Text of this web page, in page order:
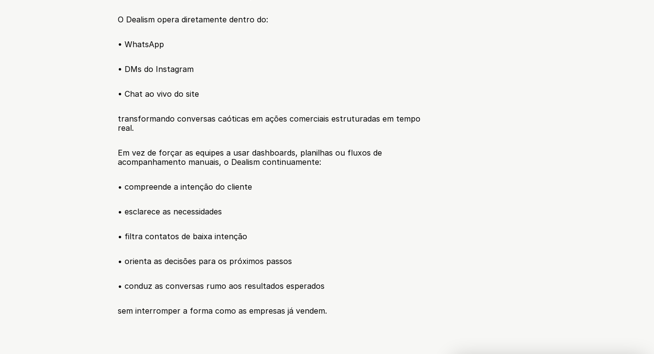
O Dealism opera diretamente dentro do:
• WhatsApp
• DMs do Instagram
• Chat ao vivo do site
transformando conversas caóticas em ações comerciais estruturadas em tempo
real.
Em vez de forçar as equipes a usar dashboards, planilhas ou fluxos de
acompanhamento manuais, o Dealism continuamente:
• compreende a intenção do cliente
• esclarece as necessidades
• filtra contatos de baixa intenção
• orienta as decisões para os próximos passos
• conduz as conversas rumo aos resultados esperados
sem interromper a forma como as empresas já vendem.